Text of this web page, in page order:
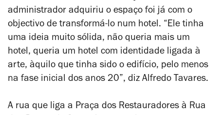
administrador adquiriu o espaço foi já com o
objectivo de transformá-lo num hotel. “Ele tinha
uma ideia muito sólida, não queria mais um
hotel, queria um hotel com identidade ligada à
arte, àquilo que tinha sido o edifício, pelo menos
na fase inicial dos anos 20”, diz Alfredo Tavares.
A rua que liga a Praça dos Restauradores à Rua